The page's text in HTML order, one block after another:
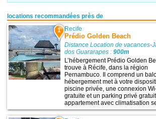
locations recommandées près de
1 Recife
Prédio Golden Beach
Distance Location de vacances-
dos Guararapes :900m
L’hébergement Prédio Golden
trouve à Récife, dans la région
Pernambuco. Il comprend un
hébergement met à votre
piscine privée, une connexion
gratuite et un parking privé
appartement avec climatisation